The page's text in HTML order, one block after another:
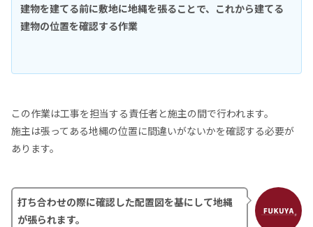
建物を建てる前に敷地に地縄を張ることで、これから建てる
建物の位置を確認する作業
この作業は工事を担当する責任者と施主の間で行われます。
施主は張ってある地縄の位置に間違いがないかを確認する必要が
あります。
打ち合わせの際に確認した配置図を基にして地縄
が張られます。